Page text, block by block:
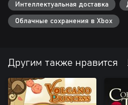
Интеллектуальная доставка
Облачные сохранения в Xbox
Другим также нравится